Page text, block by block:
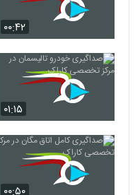
۰۰:۴۲
۰۱:۱۵